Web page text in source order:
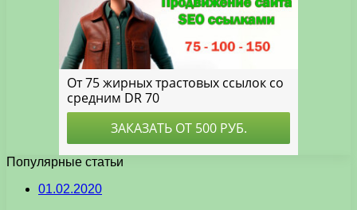
Популярные статьи
01.02.2020